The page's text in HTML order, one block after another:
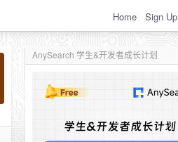
Home Sign Up
AnySearch 学生&开发者成长计划